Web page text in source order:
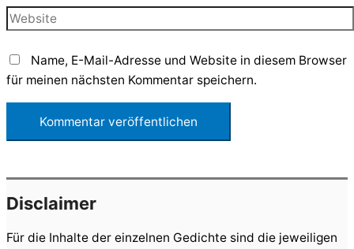
Adresse*
Website
Name, E-Mail-Adresse und Website in diesem Browser
für meinen nächsten Kommentar speichern.
Disclaimer
Für die Inhalte der einzelnen Gedichte sind die jeweiligen